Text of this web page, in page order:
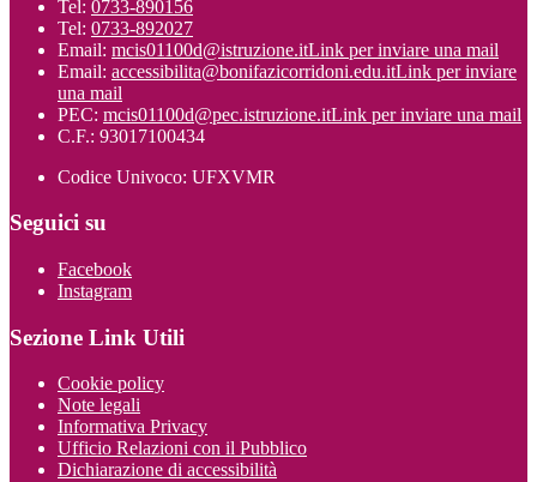
Tel: 0733-890156
Tel: 0733-892027
Email: mcis01100d@istruzione.itLink per inviare una mail
Email: accessibilita@bonifazicorridoni.edu.itLink per inviare
una mail
PEC: mcis01100d@pec.istruzione.itLink per inviare una mail
C.F.: 93017100434
Codice Univoco: UFXVMR
Seguici su
Facebook
Instagram
Sezione Link Utili
Cookie policy
Note legali
Informativa Privacy
Ufficio Relazioni con il Pubblico
Dichiarazione di accessibilità